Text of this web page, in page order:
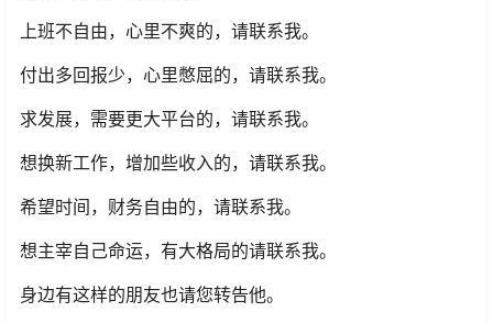
上班不自由，心里不爽的，请联系我。
付出多回报少，心里憋屈的，请联系我。
求发展，需要更大平台的，请联系我。
想换新工作，增加些收入的，请联系我。
希望时间，财务自由的，请联系我。
想主宰自己命运，有大格局的请联系我。
身边有这样的朋友也请您转告他。